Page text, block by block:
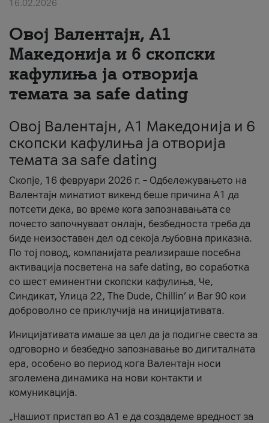
#ПодобарОнлајн
16.02.2026
Овој Валентајн, A1
Македонија и 6 скопски
кафулиња ја отворија
темата за safe dating
Овој Валентајн, A1 Македонија и 6
скопски кафулиња ја отворија
темата за safe dating
Скопје, 16 февруари 2026 г. – Одбележувањето на
Валентајн минатиот викенд беше причина А1 да
потсети дека, во време кога запознавањата се
почесто започнуваат онлајн, безбедноста треба да
биде неизоставен дел од секоја љубовна приказна.
По тој повод, компанијата реализираше посебна
активација посветена на safe dating, во соработка
со шест еминентни скопски кафулиња, Че,
Синдикат, Улица 22, The Dude, Chillin’ и Bar 90 кои
доброволно се приклучија на иницијативата.
Иницијативата имаше за цел да ја подигне свеста за
одговорно и безбедно запознавање во дигиталната
ера, особено во период кога Валентајн носи
зголемена динамика на нови контакти и
комуникација.
„Нашиот пристап во А1 е да создадеме вредност за